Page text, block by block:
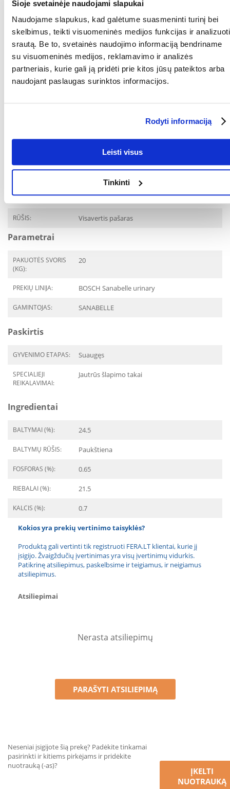
Šioje svetainėje naudojami slapukai
Naudojame slapukus, kad galėtume suasmeninti turinį bei
skelbimus, teikti visuomeninės medijos funkcijas ir analizuoti
srautą. Be to, svetainės naudojimo informaciją bendriname
su visuomeninės medijos, reklamavimo ir analizės
partneriais, kurie gali ją pridėti prie kitos jūsų pateiktos arba
naudojant paslaugas surinktos informacijos.
Rodyti informaciją
Leisti visus
Tinkinti
Maitinimo rekomendacijos:
Katės kūno svoris Porcija per dieną
2 - 3 kg 40 - 50 g
4 - 5 kg 65 - 75 g
6 - 7 kg 80 - 90 g
8 kg 100 g
pritaikytas kiekvienam asmeniui, atsižvelgiant į jo būklę, aktyvumą ir
Keisdami katės mitybą, laikykitės pereinamojo laikotarpio. Pirmąsias 5-
7 dienas rekomenduojama maišyti senąjį maistą su naujuoju,
palaipsniui didinant naujojo maisto dalį.
Maitindami sausu maistu, skatinkite katę gerti daugiau šviežio
AUGINTINIUI:
RŪŠIS: Visavertis pašaras
Parametrai
PAKUOTĖS SVORIS
(KG):
20
PREKIŲ LINIJA: BOSCH Sanabelle urinary
GAMINTOJAS: SANABELLE
Paskirtis
GYVENIMO ETAPAS: Suaugęs
SPECIALIEJI
REIKALAVIMAI:
Jautrūs šlapimo takai
Ingredientai
BALTYMAI (%): 24.5
BALTYMŲ RŪŠIS: Paukštiena
FOSFORAS (%): 0.65
RIEBALAI (%): 21.5
KALCIS (%): 0.7
Kokios yra prekių vertinimo taisyklės?
Produktą gali vertinti tik registruoti FERA.LT klientai, kurie jį
įsigijo. Žvaigždučių įvertinimas yra visų įvertinimų vidurkis.
Patikrinę atsiliepimus, paskelbsime ir teigiamus, ir neigiamus
atsiliepimus.
Atsiliepimai
Nerasta atsiliepimų
PARAŠYTI ATSILIEPIMĄ
Neseniai įsigijote šią prekę? Padėkite tinkamai
pasirinkti ir kitiems pirkėjams ir pridėkite
nuotrauką (-as)?
ĮKELTI
NUOTRAUKĄ